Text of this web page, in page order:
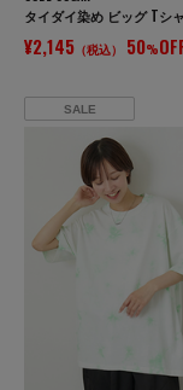
タイダイ染め ビッグ Tシ
¥2,145 （税込） 50%
SALE